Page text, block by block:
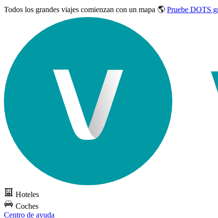
Todos los grandes viajes comienzan con un mapa 🌎 Pruebe DOTS
Hoteles
Coches
Centro de ayuda